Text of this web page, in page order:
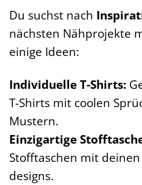
Du suchst nach
nächsten Nähprojekte
einige Ideen:
Individuelle T-Shirts:
T-Shirts mit coolen
Mustern.
Einzigartige
Stofftaschen mit
designs.